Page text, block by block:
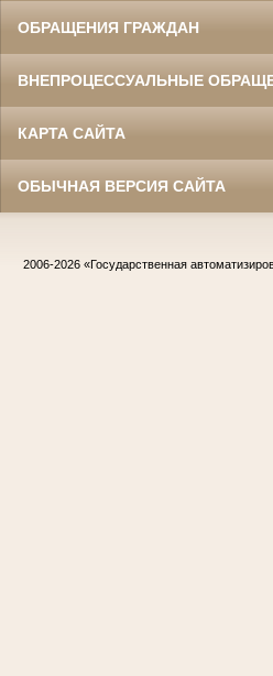
ОБРАЩЕНИЯ ГРАЖДАН
ВНЕПРОЦЕССУАЛЬНЫЕ
КАРТА САЙТА
ОБЫЧНАЯ ВЕРСИЯ САЙТА
2006-2026 «Государственная